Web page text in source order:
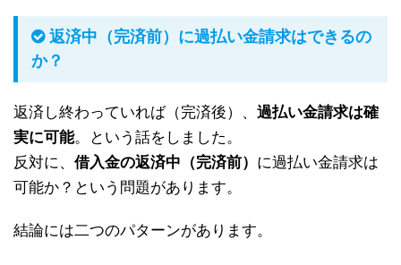
返済中（完済前）に過払い金請求はできるの
か？
返済し終わっていれば（完済後）、 過払い金請求は確
実に可能。という話をしました。
反対に、 借入金の返済中（完済前） に過払い金請求は
可能か？という問題があります。
結論には二つのパターンがあります。